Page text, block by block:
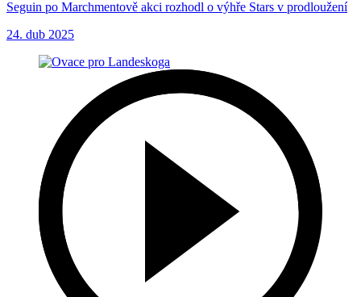
Seguin po Marchmentově akci rozhodl o výhře Stars v prodloužení
24. dub 2025